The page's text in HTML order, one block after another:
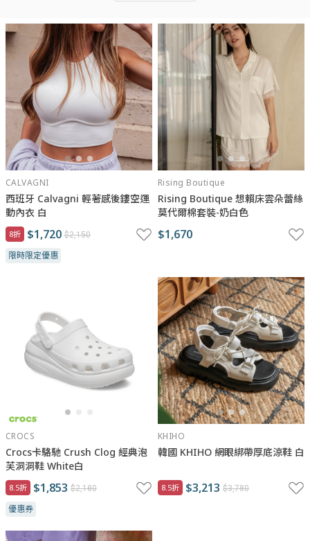
CALVAGNI
西班牙 Calvagni 輕著感後鏤空運
動內衣 白
8折 $1,720 $2,150
限時限定優惠
Rising Boutique
Rising Boutique 想賴床雲朵蕾絲
莫代爾棉套裝-奶白色
$1,670
CROCS
Crocs卡駱馳 Crush Clog 經典泡
芙洞洞鞋 White白
8.5折 $1,853 $2,180
優惠券
KHIHO
韓國 KHIHO 網眼綁帶厚底涼鞋 白
8.5折 $3,213 $3,780